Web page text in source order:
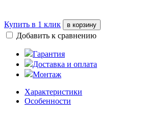
Купить в 1 клик в корзину
Добавить к сравнению
Гарантия
Доставка и оплата
Монтаж
Характеристики
Особенности